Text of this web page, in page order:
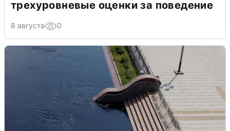
трехуровневые оценки за поведение
8 августа 0